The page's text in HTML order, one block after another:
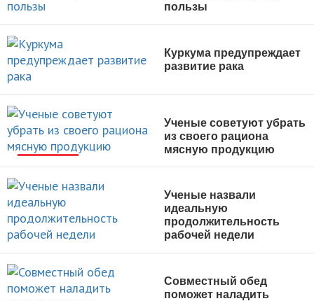
НОВОСТИ
пользы
НОВОСТИ
Куркума предупреждает
развитие рака
НОВОСТИ
Ученые советуют убрать
из своего рациона
мясную продукцию
НОВОСТИ
Ученые назвали
идеальную
продолжительность
рабочей недели
Совместный обед
поможет наладить